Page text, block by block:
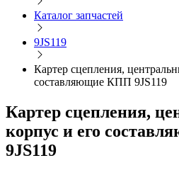
Каталог запчастей
9JS119
Картер сцепления,
составляющие КПП 9JS119
Картер сцепления,
корпус и его
9JS119